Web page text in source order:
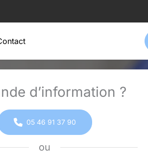
d’information ?
05 46 91 37 90
ou